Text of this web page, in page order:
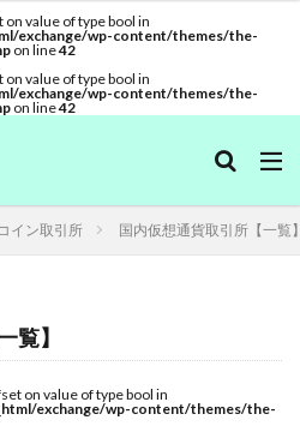
value of type bool in
exchange/wp-content/themes/the-
on line42
value of type bool in
exchange/wp-content/themes/the-
on line42
イン取引所 国内仮想通貨取引所【一覧
覧】
on value of type bool in
exchange/wp-content/themes/the-
者 レバレッジ取引
bitFlyer BTC
Coincheck
リ
ュリティ
チャート
コイン
ビットバンク